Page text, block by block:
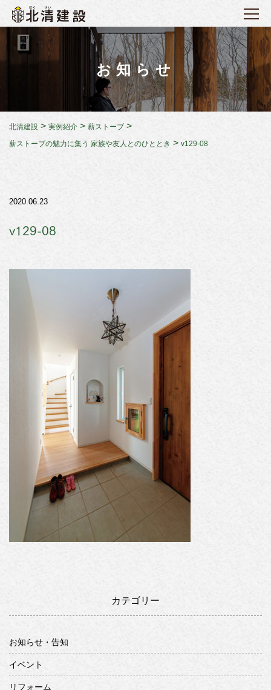
お知らせ
北清建設 > 実例紹介 > 薪ストーブ >
薪ストーブの魅力に集う 家族や友人とのひととき > v129-08
2020.06.23
v129-08
カテゴリー
お知らせ・告知
イベント
リフォーム